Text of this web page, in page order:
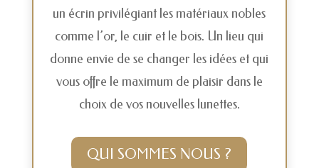
un écrin privilégiant les matériaux nobles
comme l’or, le cuir et le bois. Un lieu qui
donne envie de se changer les idées et qui
vous offre le maximum de plaisir dans le
choix de vos nouvelles lunettes.
QUI SOMMES NOUS ?